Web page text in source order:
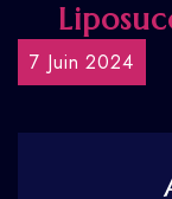
7 Juin 2024